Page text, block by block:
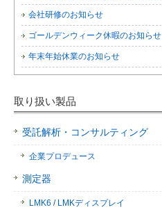
会社研修のお知らせ
ゴールデンウィーク休暇のお知らせ
年末年始休業のお知らせ
取り扱い製品
受託解析・コンサルティング
企業プロデュース
測定器
LMK6 / LMKディスプレイ